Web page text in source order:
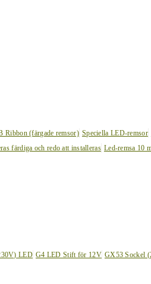
Ribbon (färgade remsor) Speciella LED-remsor
färdiga och redo att installeras Led-remsa 10
LED G4 LED Stift för 12V GX53 Sockel